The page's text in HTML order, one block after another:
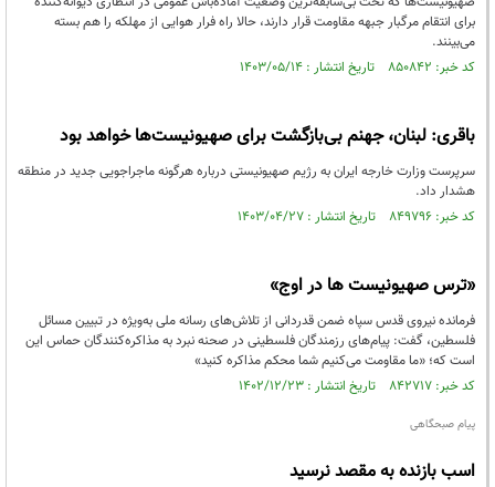
برای انتقام مرگبار جبهه مقاومت قرار دارند، حالا راه فرار هوایی از مهلکه را هم بسته
می‌بینند.
کد خبر: ۸۵۰۸۴۲ تاریخ انتشار : ۱۴۰۳/۰۵/۱۴
باقری: لبنان، جهنم بی‌بازگشت برای صهیونیست‌ها خواهد بود
سرپرست وزارت خارجه ایران به رژیم صهیونیستی درباره هرگونه ماجراجویی جدید در منطقه
هشدار داد.
کد خبر: ۸۴۹۷۹۶ تاریخ انتشار : ۱۴۰۳/۰۴/۲۷
«ترس صهیونیست ها در اوج»
فرمانده نیروی قدس سپاه ضمن قدردانی از تلاش‌های رسانه ملی به‌ویژه در تبیین مسائل
فلسطین، گفت: پیام‌های رزمندگان فلسطینی در صحنه نبرد به مذاکره‌کنندگان حماس این
است که؛ «ما مقاومت می‌کنیم شما محکم مذاکره کنید»
کد خبر: ۸۴۲۷۱۷ تاریخ انتشار : ۱۴۰۲/۱۲/۲۳
پیام صبحگاهی
اسب‌ بازنده به مقصد نرسید